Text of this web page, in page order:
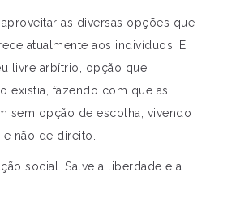
as diversas opções que
atualmente aos indivíduos. E
livre arbítrio, opção que
existia, fazendo com que as
sem opção de escolha, vivendo
não de direito.
social. Salve a liberdade e a